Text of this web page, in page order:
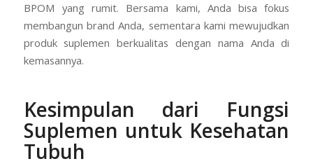
BPOM yang rumit. Bersama kami, Anda bisa fokus
membangun brand Anda, sementara kami mewujudkan
produk suplemen berkualitas dengan nama Anda di
kemasannya.
Kesimpulan dari Fungsi
Suplemen untuk Kesehatan
Tubuh